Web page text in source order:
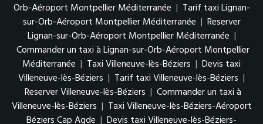
Orb-Aéroport Montpellier Méditerranée | Tarif taxi Lignan-
sur-Orb-Aéroport Montpellier Méditerranée | Reserver
Lignan-sur-Orb-Aéroport Montpellier Méditerranée |
Commander un taxi à Lignan-sur-Orb-Aéroport Montpellier
Méditerranée | Taxi Villeneuve-lès-Béziers | Devis taxi
Villeneuve-lès-Béziers | Tarif taxi Villeneuve-lès-Béziers |
Reserver Villeneuve-lès-Béziers | Commander un taxi à
Villeneuve-lès-Béziers | Taxi Villeneuve-lès-Béziers-Aéroport
Béziers Cap Agde | Devis taxi Villeneuve-lès-Béziers-